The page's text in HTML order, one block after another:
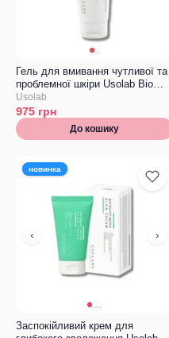
Гель для вмивання чутливої та
проблемної шкіри Usolab Bio
Intensive Sensitive Cleanser
Usolab
975 грн
До кошику
новинка
‹ ›
Заспокійливий крем для